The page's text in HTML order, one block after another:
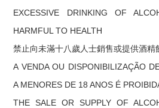
EXCESSIVE DRINKING OF
HARMFUL TO HEALTH
禁止向未滿十八歲人士銷售或提供酒精
A VENDA OU DISPONIBILIZAÇÃO
A MENORES DE 18 ANOS É
THE SALE OR SUPPLY OF